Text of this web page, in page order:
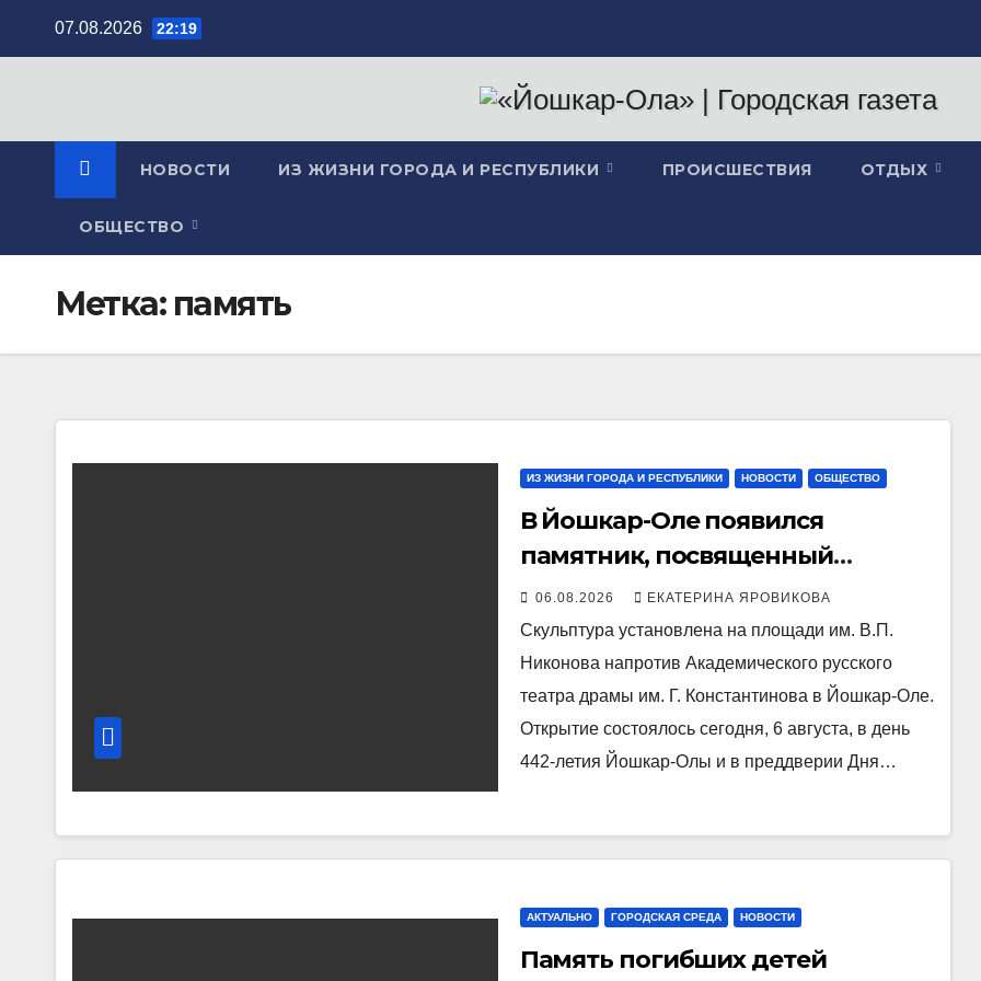
07.08.2026 22:19
НОВОСТИ ИЗ ЖИЗНИ ГОРОДА И РЕСПУБЛИКИ ПРОИСШЕСТВИЯ ОТДЫХ
ОБЩЕСТВО
Метка: память
ИЗ ЖИЗНИ ГОРОДА И РЕСПУБЛИКИ НОВОСТИ ОБЩЕСТВО
В Йошкар-Оле появился
памятник, посвященный
строителям Марий Эл
06.08.2026 ЕКАТЕРИНА ЯРОВИКОВА
Скульптура установлена на площади им. В.П.
Никонова напротив Академического русского
театра драмы им. Г. Константинова в Йошкар-Оле.
Открытие состоялось сегодня, 6 августа, в день
442-летия Йошкар-Олы и в преддверии Дня…
АКТУАЛЬНО ГОРОДСКАЯ СРЕДА НОВОСТИ
Память погибших детей